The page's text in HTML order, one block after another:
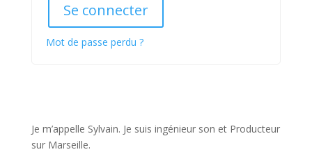
Se connecter
Mot de passe perdu ?
Je m’appelle Sylvain. Je suis ingénieur son et Producteur
sur Marseille.